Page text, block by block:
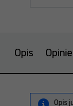
Opis Opinie
Opis